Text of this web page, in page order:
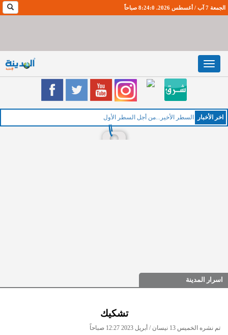
الجمعة 7 آب / أغسطس 2026. 8:24:1 صباحاً
Toggle
navigation
اخر اﻷخبار السطر الأخير...من أجل السطر الأول
اسرار المدينة
تشكيك
تم نشره الخميس 13 نيسان / أبريل 2023 12:27 صباحاً